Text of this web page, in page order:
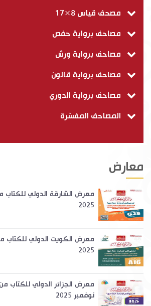
مصحف قياس 8×17
مصاحف برواية حفص
مصاحف برواية ورش
مصاحف برواية قالون
مصاحف برواية الدوري
المصاحف المفسّرة
معارض
2025
2025
نوفمبر 2025